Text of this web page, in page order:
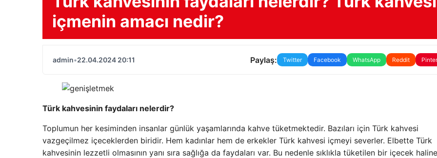
içmenin amacı nedir?
admin•22.04.2024 20:11 Paylaş: Twitter Facebook WhatsApp Reddit
Türk kahvesinin faydaları nelerdir?
Toplumun her kesiminden insanlar günlük yaşamlarında kahve tüketmektedir. Bazıları için Türk kahvesi
vazgeçilmez içeceklerden biridir. Hem kadınlar hem de erkekler Türk kahvesi içmeyi severler. Elbette Türk
kahvesinin lezzetli olmasının yanı sıra sağlığa da faydaları var. Bu nedenle sıklıkla tüketilen bir içecek haline